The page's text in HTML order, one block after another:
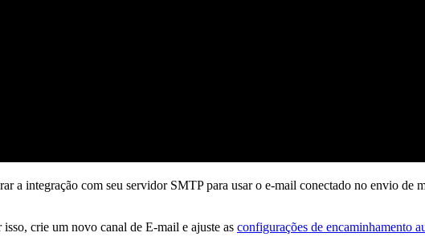
integração com seu servidor SMTP para usar o e-mail conectado no envio de
crie um novo canal de E-mail e ajuste as configurações de encaminhamento